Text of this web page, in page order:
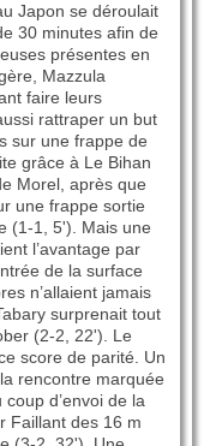
Japon se déroulait
30 minutes afin de
présentes en
Mazzula
faire leurs
rattraper un but
sur une frappe de
grâce à Le Bihan
Morel, après que
une frappe sortie
(1-1, 5'). Mais une
l’avantage par
de la surface
n’allaient jamais
surprenait tout
(2-2, 22'). Le
score de parité. Un
rencontre marquée
d’envoi de la
Faillant des 16 m